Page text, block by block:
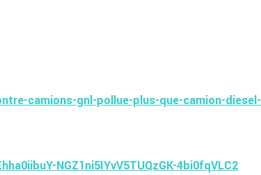
camions-gnl-pollue-plus-que-camion-diesel-
NGZ1ni5IYvV5TUQzGK-4bi0fqVLC2